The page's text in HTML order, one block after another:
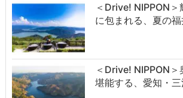
＜Drive! NIPPON
に包まれる、夏の
＜Drive! NIPPON
堪能する、愛知・